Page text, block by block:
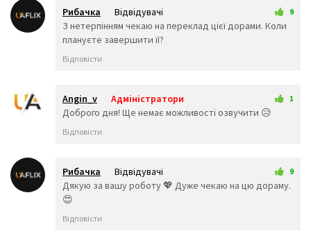
😨
😩
🤯
😬
🤮
😇
🥳
🥴
☠️
👻
👽
👾
Рибачка
Відвідувачі
19 вересня 2025 01:33
9
З нетерпінням чекаю на переклад цієї дорами. Коли
плануєте завершити її?
Відповісти
Angin_v
Адміністратори
19 вересня 2025 02:14
1
Доброго дня! Ще немає можливості озвучити 😥
Відповісти
Рибачка
Відвідувачі
14 грудня 2025 14:06
9
Дякую за вашу роботу 💖 Дуже чекаю на цю дораму.
😍
Відповісти